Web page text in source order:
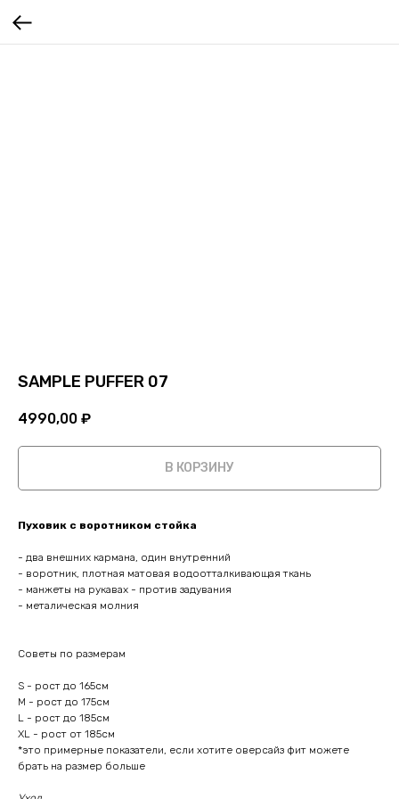
SAMPLE PUFFER 07
4990,00 ₽
В КОРЗИНУ
Пуховик с воротником стойка
- два внешних кармана, один внутренний
- воротник, плотная матовая водоотталкивающая ткань
- манжеты на рукавах - против задувания
- металическая молния
Советы по размерам
S - рост до 165см
M - рост до 175см
L - рост до 185см
XL - рост от 185см
*это примерные показатели, если хотите оверсайз фит можете
брать на размер больше